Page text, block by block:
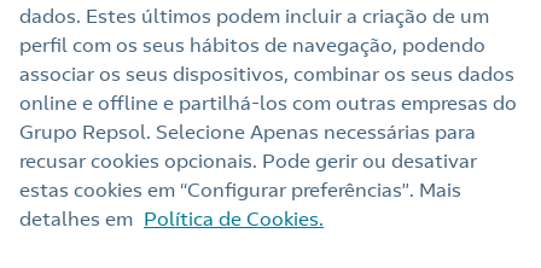
Nota legal
Política de privacidade
Política de cookies
Termos e Condições My Repsol
dados. Estes últimos podem incluir a criação de um
perfil com os seus hábitos de navegação, podendo
associar os seus dispositivos, combinar os seus dados
online e offline e partilhá‑los com outras empresas do
Grupo Repsol. Selecione Apenas necessárias para
recusar cookies opcionais. Pode gerir ou desativar
estas cookies em “Configurar preferências”. Mais
detalhes em Política de Cookies.